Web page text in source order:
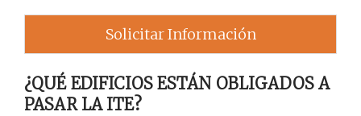
Solicitar Información
¿QUÉ EDIFICIOS ESTÁN OBLIGADOS A
PASAR LA ITE?